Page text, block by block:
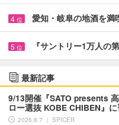
4 位 愛知・岐阜の地酒を
5 位 『サントリー1万人
最新記事
9/13開催『SATO presents
ロー選抜 KOBE CHIBEN』
2026.8.7 ｜ SPICER